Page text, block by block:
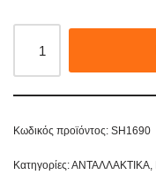
Κωδικός προϊόντος: SH1690
Κατηγορίες:ΑΝΤΑΛΛΑΚΤΙΚΑ,